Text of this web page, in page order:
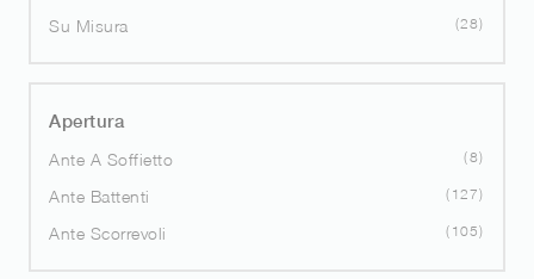
Su Misura 28
Apertura
Ante A Soffietto
8
Ante Battenti 127
Ante Scorrevoli 105